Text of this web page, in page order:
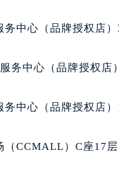
区哈达街万宝龙售后
海拉尔区中央街万
湾区人民南路万宝龙
市锡林浩特市光明
中心（品牌授权店）
务中心（品牌授权店
中心（品牌授权店）
CCMALL）C座17层